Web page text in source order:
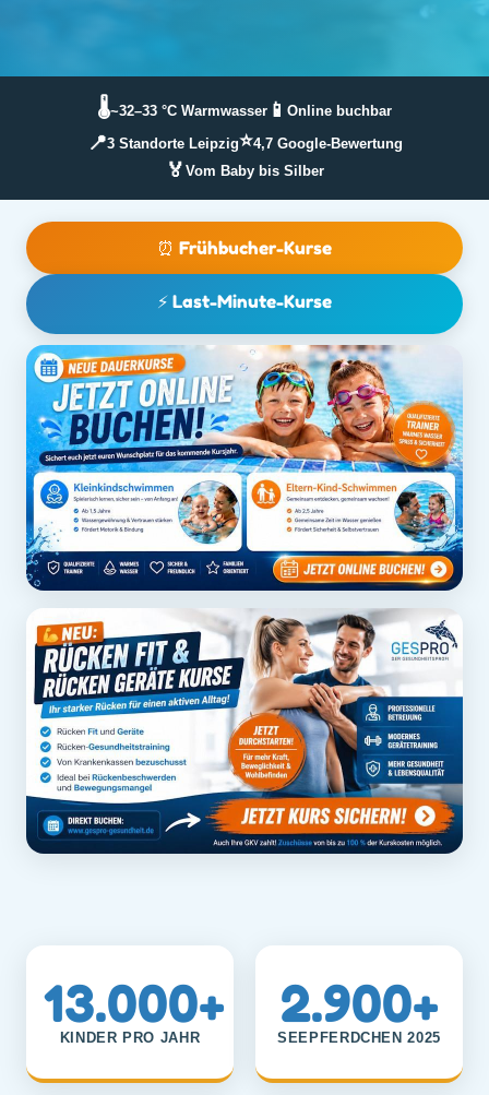
🌡️~32–33 °C Warmwasser 📱 Online buchbar
📍3 Standorte Leipzig⭐4,7 Google-Bewertung
🏅 Vom Baby bis Silber
⏰ Frühbucher-Kurse
⚡ Last-Minute-Kurse
13.000+
KINDER PRO JAHR
2.900+
SEEPFERDCHEN 2025